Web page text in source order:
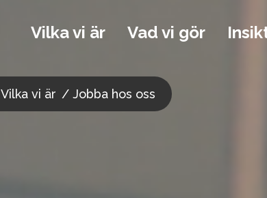
Vilka vi är Vad vi gör
Vilka vi är / Jobba hos oss